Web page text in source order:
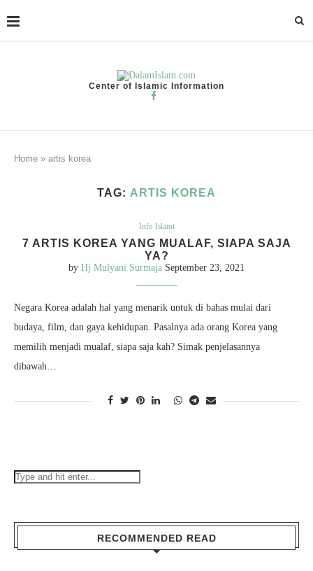
Center of Islamic Information
Home » artis korea
TAG: ARTIS KOREA
Info Islami
7 ARTIS KOREA YANG MUALAF, SIAPA SAJA
YA?
by Hj Mulyani Surmaja September 23, 2021
Negara Korea adalah hal yang menarik untuk di bahas mulai dari
budaya, film, dan gaya kehidupan. Pasalnya ada orang Korea yang
memilih menjadi mualaf, siapa saja kah? Simak penjelasannya
dibawah…
RECOMMENDED READ